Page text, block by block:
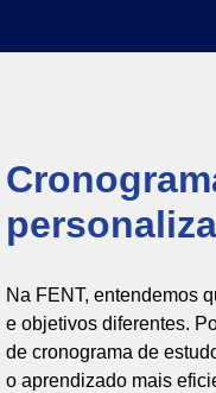
Na FENT, entendemos
e objetivos diferentes.
de cronograma de
o aprendizado mais